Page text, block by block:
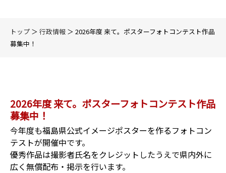
トップ ＞ 行政情報 ＞ 2026年度 来て。ポスターフォトコンテスト作品
募集中！
2026年度 来て。ポスターフォトコンテスト作品
募集中！
今年度も福島県公式イメージポスターを作るフォトコン
テストが開催中です。
優秀作品は撮影者氏名をクレジットしたうえで県内外に
広く無償配布・掲示を行います。